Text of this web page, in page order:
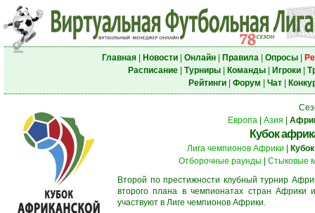
Главная| Новости| Онлайн| Правила| Опросы|
Расписание| Турниры| Команды| Игроки|
Рейтинги| Форум Чат|
Европа
Азия
Кубок
Лига чемпионов Африки
Отборочные раунды
Стыковые
Второй по престижности клубный турнир
второго плана в чемпионатах стран Африки
участвуют в Лиге чемпионов Африки.